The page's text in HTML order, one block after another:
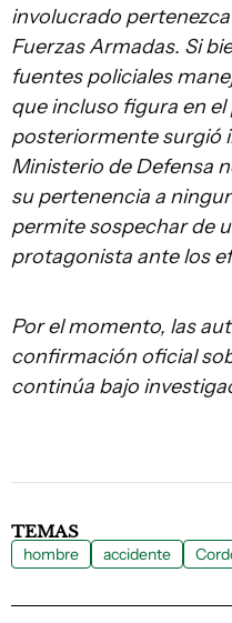
involucrado
Fuerzas Armadas. Si
fuentes policiales
que incluso figura en
posteriormente surgió
Ministerio de Defensa
su pertenencia a
permite sospechar de
protagonista ante los
Por el momento, las
confirmación oficial
continúa bajo
TEMAS
hombre accidente